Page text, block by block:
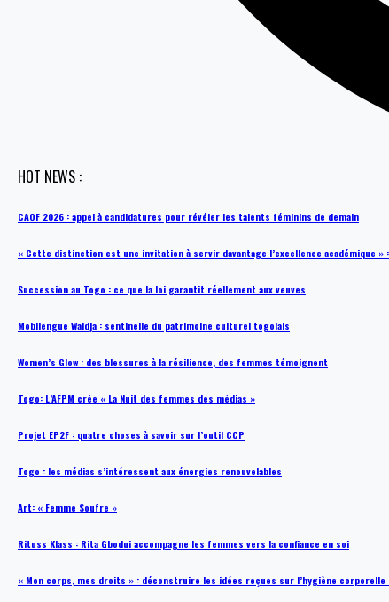
HOT NEWS :
CAOF 2026 : appel à candidatures pour révéler les talents féminins de demain
« Cette distinction est une invitation à servir davantage l’excellence académique »
Succession au Togo : ce que la loi garantit réellement aux veuves
Mobilengue Waldja : sentinelle du patrimoine culturel togolais
Women’s Glow : des blessures à la résilience, des femmes témoignent
Togo: L’AFPM crée « La Nuit des femmes des médias »
Projet EP2F : quatre choses à savoir sur l’outil CCP
Togo : les médias s’intéressent aux énergies renouvelables
Art: « Femme Soufre »
Rituss Klass : Rita Gbodui accompagne les femmes vers la confiance en soi
« Mon corps, mes droits » : déconstruire les idées reçues sur l’hygiène corporelle